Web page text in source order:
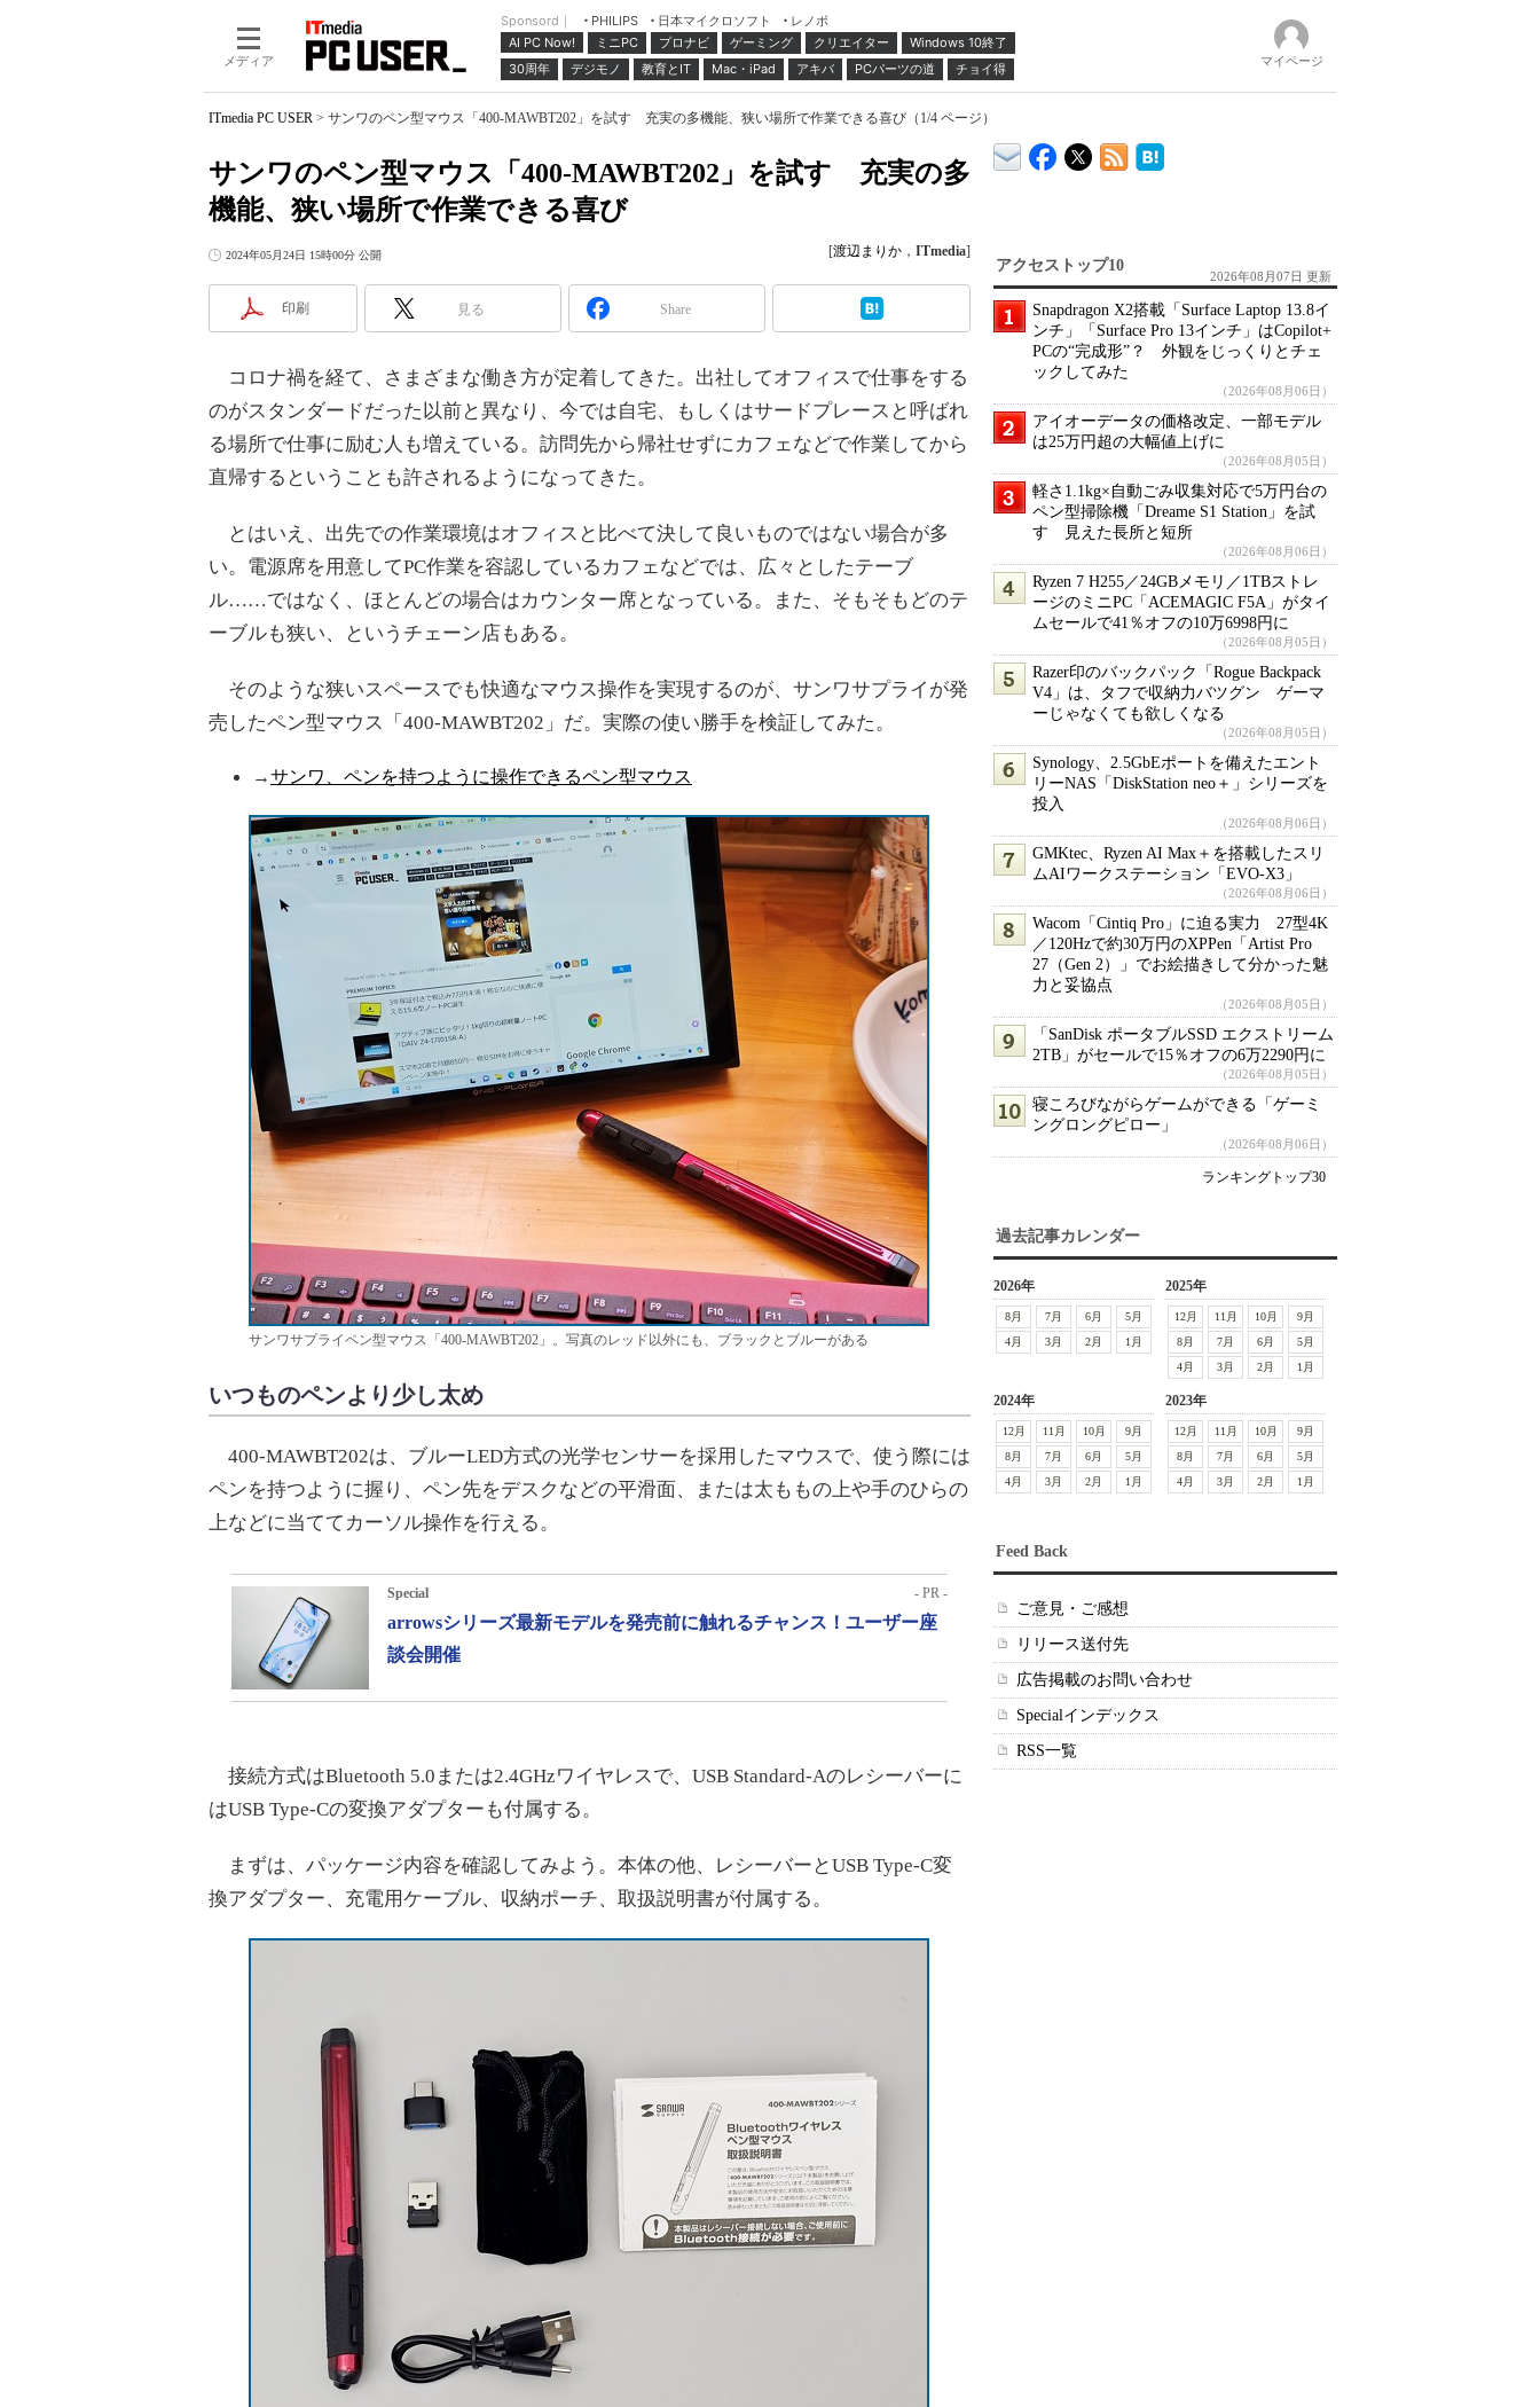
メディア
Sponsord｜ PHILIPS 日本マイクロソフト
レノボ
AI PC Now!
ミニPC プロナビ ゲーミング クリエイター
Windows 10終了
30周年
デジモノ 教育とIT Mac・iPad アキバ PCパーツの道 チョイ得 マイページ
ITmedia PC USER > サンワのペン型マウス「400-MAWBT202」を試す 充実の多機能、狭い場所で作業できる喜び（1/4 ページ）
サンワのペン型マウス「400-MAWBT202」を試す 充実の多
機能、狭い場所で作業できる喜び
2024年05月24日 15時00分 公開 [渡辺まりか ， ITmedia]
印刷 見る Share
コロナ禍を経て、さまざまな働き方が定着してきた。出社してオフィスで仕事をする
のがスタンダードだった以前と異なり、今では自宅、もしくはサードプレースと呼ばれ
る場所で仕事に励む人も増えている。訪問先から帰社せずにカフェなどで作業してから
直帰するということも許されるようになってきた。
とはいえ、出先での作業環境はオフィスと比べて決して良いものではない場合が多
い。電源席を用意してPC作業を容認しているカフェなどでは、広々としたテーブ
ル……ではなく、ほとんどの場合はカウンター席となっている。また、そもそもどのテ
ーブルも狭い、というチェーン店もある。
そのような狭いスペースでも快適なマウス操作を実現するのが、サンワサプライが発
売したペン型マウス「400-MAWBT202」だ。実際の使い勝手を検証してみた。
→サンワ、ペンを持つように操作できるペン型マウス
サンワサプライペン型マウス「400-MAWBT202」。写真のレッド以外にも、ブラックとブルーがある
いつものペンより少し太め
400-MAWBT202は、ブルーLED方式の光学センサーを採用したマウスで、使う際には
ペンを持つように握り、ペン先をデスクなどの平滑面、または太ももの上や手のひらの
上などに当ててカーソル操作を行える。
Special - PR -
arrowsシリーズ最新モデルを発売前に触れるチャンス！ユーザー座
談会開催
接続方式はBluetooth 5.0または2.4GHzワイヤレスで、USB Standard-Aのレシーバーに
はUSB Type-Cの変換アダプターも付属する。
まずは、パッケージ内容を確認してみよう。本体の他、レシーバーとUSB Type-C変
換アダプター、充電用ケーブル、収納ポーチ、取扱説明書が付属する。
アクセストップ10
2026年08月07日 更新
Snapdragon X2搭載「Surface Laptop 13.8イ
ンチ」「Surface Pro 13インチ」はCopilot+
PCの“完成形”？ 外観をじっくりとチェ
ックしてみた
（2026年08月06日）
アイオーデータの価格改定、一部モデル
は25万円超の大幅値上げに
（2026年08月05日）
軽さ1.1kg×自動ごみ収集対応で5万円台の
ペン型掃除機「Dreame S1 Station」を試
す 見えた長所と短所
（2026年08月06日）
Ryzen 7 H255／24GBメモリ／1TBストレ
ージのミニPC「ACEMAGIC F5A」がタイ
ムセールで41％オフの10万6998円に
（2026年08月05日）
Razer印のバックパック「Rogue Backpack
V4」は、タフで収納力バツグン ゲーマ
ーじゃなくても欲しくなる
（2026年08月05日）
Synology、2.5GbEポートを備えたエント
リーNAS「DiskStation neo＋」シリーズを
投入
（2026年08月06日）
GMKtec、Ryzen AI Max＋を搭載したスリ
ムAIワークステーション「EVO-X3」
（2026年08月06日）
Wacom「Cintiq Pro」に迫る実力 27型4K
／120Hzで約30万円のXPPen「Artist Pro
27（Gen 2）」でお絵描きして分かった魅
力と妥協点
（2026年08月05日）
「SanDisk ポータブルSSD エクストリーム
2TB」がセールで15％オフの6万2290円に
（2026年08月05日）
寝ころびながらゲームができる「ゲーミ
ングロングピロー」
（2026年08月06日）
ランキングトップ30
過去記事カレンダー
2026年
8月 7月 6月
5月
4月
3月 2月 1月
2025年
12月 11月 10月
9月
8月
7月 6月
5月
4月
3月 2月 1月
2024年
12月 11月 10月
9月
8月
7月 6月
5月
4月
3月 2月 1月
2023年
12月 11月 10月
9月
8月
7月 6月
5月
4月
3月 2月 1月
Feed Back
ご意見・ご感想
リリース送付先
広告掲載のお問い合わせ
Specialインデックス
RSS一覧